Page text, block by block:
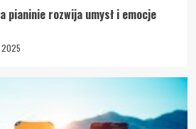
pianinie rozwija umysł i emocje
2025